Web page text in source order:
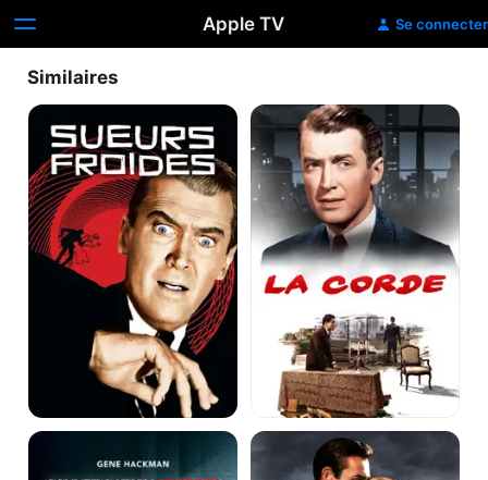
Apple TV Se connecter
Similaires
Sueurs
froides
La
corde
Conversation
Pas
printemps